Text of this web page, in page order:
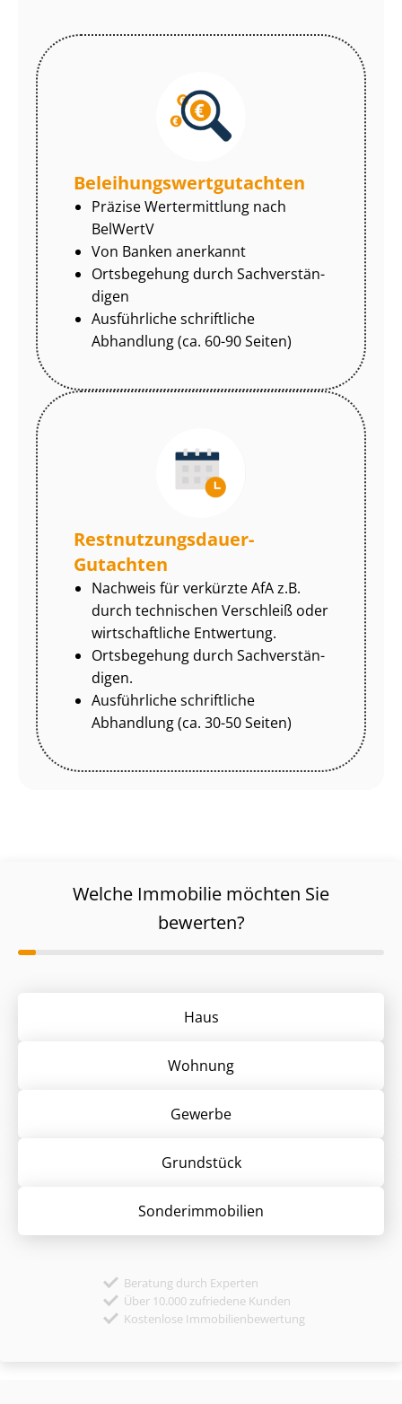
Be­lei­hungs­wert­gut­ach­ten
Präzise Wertermittlung nach
BelWertV
Von Banken anerkannt
Ortsbegehung durch Sach­ver­stän­
di­gen
Ausführliche schriftliche
Abhandlung (ca. 60-90 Seiten)
Rest­nut­zungs­dau­er-
Gutachten
Nachweis für verkürzte AfA z.B.
durch technischen Verschleiß oder
wirtschaftliche Entwertung.
Ortsbegehung durch Sach­ver­stän­
di­gen.
Ausführliche schriftliche
Abhandlung (ca. 30-50 Seiten)
Welche Immobilie möchten Sie
bewerten?
Haus
Wohnung
Gewerbe
Grund­stück
Sonder­immobilien
Beratung durch Experten
Über 10.000 zufriedene Kunden
Kostenlose Immobilienbewertung